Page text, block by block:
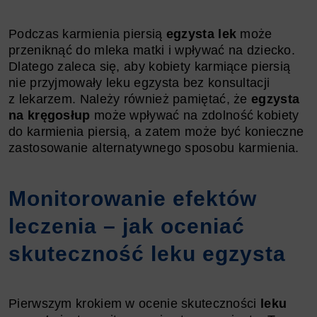
Podczas karmienia piersią egzysta lek może
przeniknąć do mleka matki i wpływać na dziecko.
Dlatego zaleca się, aby kobiety karmiące piersią
nie przyjmowały leku egzysta bez konsultacji
z lekarzem. Należy również pamiętać, że egzysta
na kręgosłup może wpływać na zdolność kobiety
do karmienia piersią, a zatem może być konieczne
zastosowanie alternatywnego sposobu karmienia.
Monitorowanie efektów
leczenia – jak oceniać
skuteczność leku egzysta
Pierwszym krokiem w ocenie skuteczności leku